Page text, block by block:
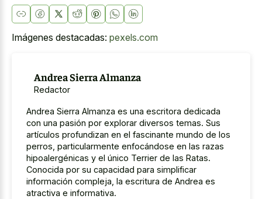
Imágenes destacadas: pexels.com
Andrea Sierra Almanza
Redactor
Andrea Sierra Almanza es una escritora dedicada
con una pasión por explorar diversos temas. Sus
artículos profundizan en el fascinante mundo de los
perros, particularmente enfocándose en las razas
hipoalergénicas y el único Terrier de las Ratas.
Conocida por su capacidad para simplificar
información compleja, la escritura de Andrea es
atractiva e informativa.